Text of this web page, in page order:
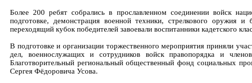
Более 200 ребят собрались в прославленном соединении войск
подготовке, демонстрация военной техники, стрелкового оружия
переходящий кубок победителей завоевали воспитанники кадетского
В подготовке и организации торжественного мероприятия приняли
дел, военнослужащих и сотрудников войск правопорядка и
Благотворительный региональный общественный фонд социальных
Сергея Фёдоровича Усова.